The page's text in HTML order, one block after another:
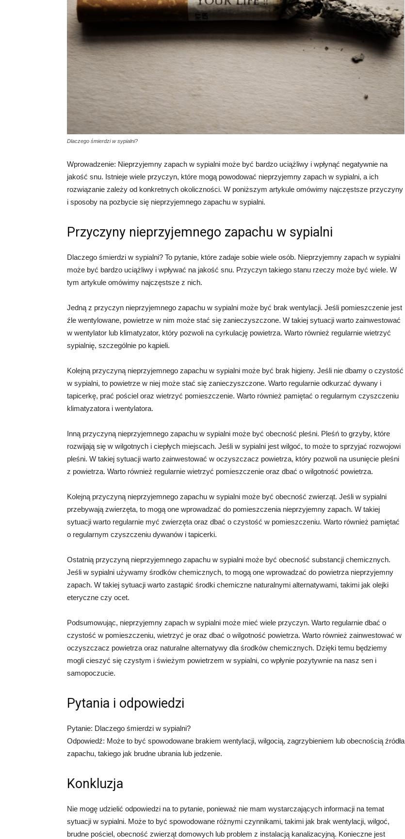
Dlaczego śmierdzi w sypialni?
Wprowadzenie: Nieprzyjemny zapach w sypialni może być bardzo uciążliwy i wpłynąć negatywnie na
jakość snu. Istnieje wiele przyczyn, które mogą powodować nieprzyjemny zapach w sypialni, a ich
rozwiązanie zależy od konkretnych okoliczności. W poniższym artykule omówimy najczęstsze przyczyny
i sposoby na pozbycie się nieprzyjemnego zapachu w sypialni.
Przyczyny nieprzyjemnego zapachu w sypialni
Dlaczego śmierdzi w sypialni? To pytanie, które zadaje sobie wiele osób. Nieprzyjemny zapach w sypialni
może być bardzo uciążliwy i wpływać na jakość snu. Przyczyn takiego stanu rzeczy może być wiele. W
tym artykule omówimy najczęstsze z nich.
Jedną z przyczyn nieprzyjemnego zapachu w sypialni może być brak wentylacji. Jeśli pomieszczenie jest
źle wentylowane, powietrze w nim może stać się zanieczyszczone. W takiej sytuacji warto zainwestować
w wentylator lub klimatyzator, który pozwoli na cyrkulację powietrza. Warto również regularnie wietrzyć
sypialnię, szczególnie po kąpieli.
Kolejną przyczyną nieprzyjemnego zapachu w sypialni może być brak higieny. Jeśli nie dbamy o czystość
w sypialni, to powietrze w niej może stać się zanieczyszczone. Warto regularnie odkurzać dywany i
tapicerkę, prać pościel oraz wietrzyć pomieszczenie. Warto również pamiętać o regularnym czyszczeniu
klimatyzatora i wentylatora.
Inną przyczyną nieprzyjemnego zapachu w sypialni może być obecność pleśni. Pleśń to grzyby, które
rozwijają się w wilgotnych i ciepłych miejscach. Jeśli w sypialni jest wilgoć, to może to sprzyjać rozwojowi
pleśni. W takiej sytuacji warto zainwestować w oczyszczacz powietrza, który pozwoli na usunięcie pleśni
z powietrza. Warto również regularnie wietrzyć pomieszczenie oraz dbać o wilgotność powietrza.
Kolejną przyczyną nieprzyjemnego zapachu w sypialni może być obecność zwierząt. Jeśli w sypialni
przebywają zwierzęta, to mogą one wprowadzać do pomieszczenia nieprzyjemny zapach. W takiej
sytuacji warto regularnie myć zwierzęta oraz dbać o czystość w pomieszczeniu. Warto również pamiętać
o regularnym czyszczeniu dywanów i tapicerki.
Ostatnią przyczyną nieprzyjemnego zapachu w sypialni może być obecność substancji chemicznych.
Jeśli w sypialni używamy środków chemicznych, to mogą one wprowadzać do powietrza nieprzyjemny
zapach. W takiej sytuacji warto zastąpić środki chemiczne naturalnymi alternatywami, takimi jak olejki
eteryczne czy ocet.
Podsumowując, nieprzyjemny zapach w sypialni może mieć wiele przyczyn. Warto regularnie dbać o
czystość w pomieszczeniu, wietrzyć je oraz dbać o wilgotność powietrza. Warto również zainwestować w
oczyszczacz powietrza oraz naturalne alternatywy dla środków chemicznych. Dzięki temu będziemy
mogli cieszyć się czystym i świeżym powietrzem w sypialni, co wpłynie pozytywnie na nasz sen i
samopoczucie.
Pytania i odpowiedzi
Pytanie: Dlaczego śmierdzi w sypialni?
Odpowiedź: Może to być spowodowane brakiem wentylacji, wilgocią, zagrzybieniem lub obecnością źródła
zapachu, takiego jak brudne ubrania lub jedzenie.
Konkluzja
Nie mogę udzielić odpowiedzi na to pytanie, ponieważ nie mam wystarczających informacji na temat
sytuacji w sypialni. Może to być spowodowane różnymi czynnikami, takimi jak brak wentylacji, wilgoć,
brudne pościel, obecność zwierząt domowych lub problem z instalacją kanalizacyjną. Konieczne jest